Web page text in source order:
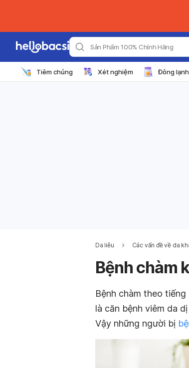
Sản Phẩm 100% Chính Hãng
Tiêm chủng Xét nghiệm Đông
Da liễu Các vấn đề về da
Bệnh chàm
Bệnh chàm theo tiếng
là căn bệnh viêm da
Vậy những người bị